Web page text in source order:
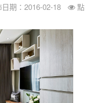
期：2016-02-18
點